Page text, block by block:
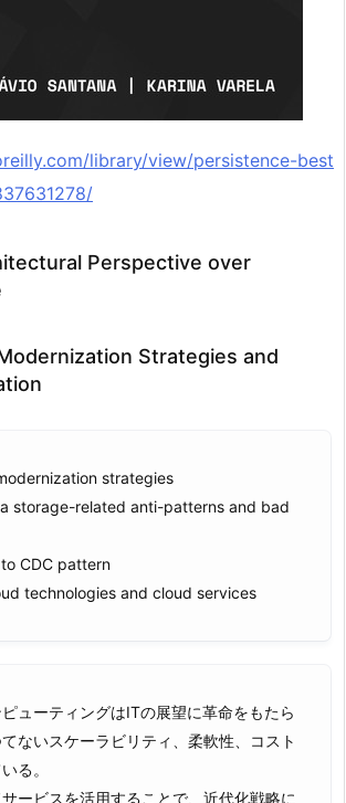
library/view/persistence-best
Perspective over
Strategies and
strategies
storage-related anti-patterns and bad
CDC pattern
technologies and cloud services
ューティングはITの展望に革命をもたら
ないスケーラビリティ、柔軟性、コスト
る。
ービスを活用することで、近代化戦略に